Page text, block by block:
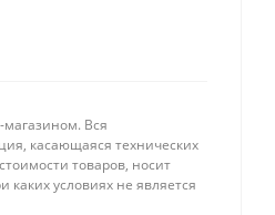
Вся
касающаяся технических
товаров, носит
условиях не является